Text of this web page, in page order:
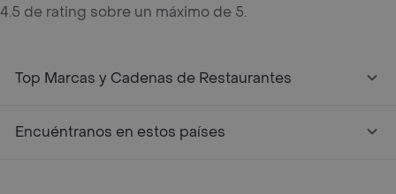
4.5 de rating sobre un máximo de 5.
Top Marcas y Cadenas de Restaurantes
Encuéntranos en estos países